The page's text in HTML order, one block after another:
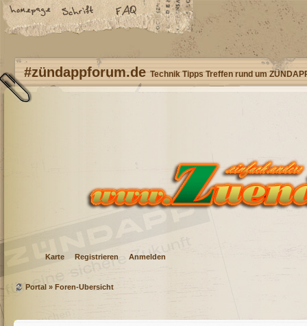
#zündappforum.de Technik Tipps Treffen rund um
Karte Registrieren Anmelden
Portal » Foren-Übersicht